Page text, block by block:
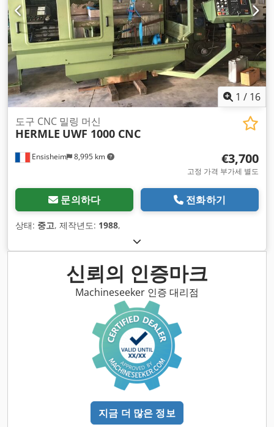
1 / 16
Ensisheim 8,995 km
도구 CNC 밀링 머신
HERMLE UWF 1000 CNC
€3,700
고정 가격 부가세 별도
문의하다 전화하기
상태: 중고, 제작년도: 1988,
신뢰의 인증마크
Machineseeker 인증 대리점
지금 더 많은 정보